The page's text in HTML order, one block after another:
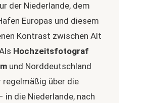
der Niederlande, dem
Europas und diesem
Kontrast zwischen Alt
Hochzeitsfotograf
und Norddeutschland
regelmäßig über die
in die Niederlande, nach